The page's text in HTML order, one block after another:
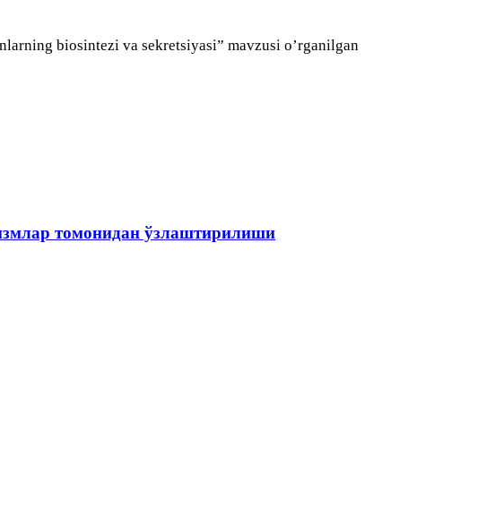
biosintezi va sekretsiyasi” mavzusi o’rganilgan
томонидан ўзлаштирилиши